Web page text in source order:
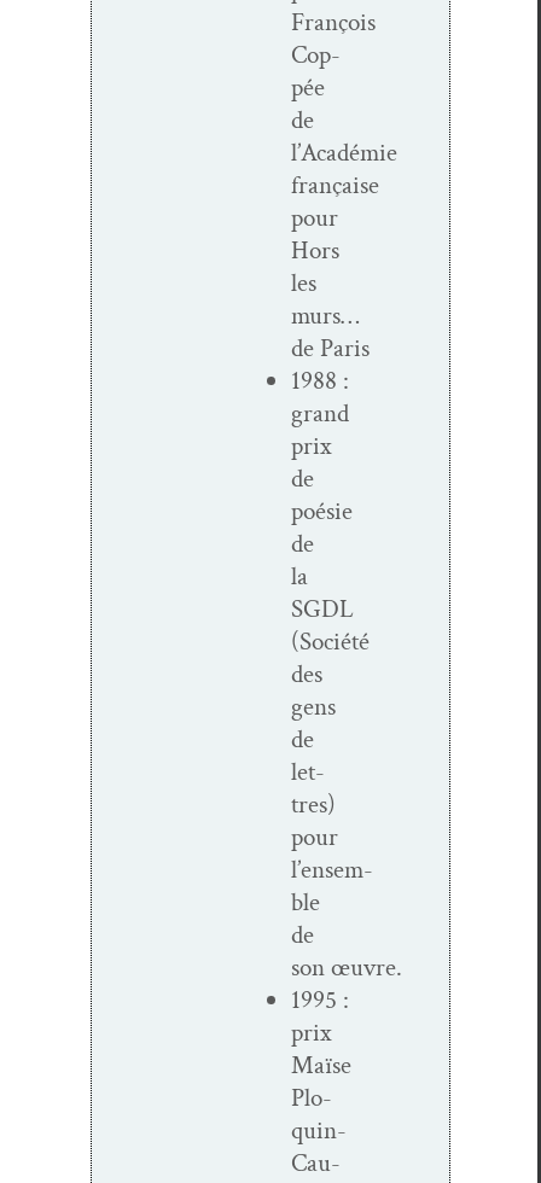
François
Cop­
pée
de
l’Académie
française
pour
Hors
les
murs…
de Paris
1988 :
grand
prix
de
poésie
de
la
SGDL
(Société
des
gens
de
let­
tres)
pour
l’ensem­
ble
de
son œuvre.
1995 :
prix
Maïse
Plo­
quin-
Cau­­